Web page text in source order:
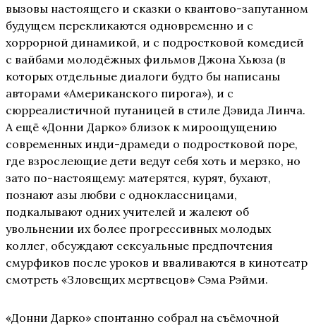
вызовы настоящего и сказки о квантово-запутанном
будущем перекликаются одновременно и с
хоррорной динамикой, и с подростковой комедией
с вайбами молодёжных фильмов Джона Хьюза (в
которых отдельные диалоги будто бы написаны
авторами «Американского пирога»), и с
сюрреалистичной путаницей в стиле Дэвида Линча.
А ещё «Донни Дарко» близок к мироощущению
современных инди-драмеди о подростковой поре,
где взрослеющие дети ведут себя хоть и мерзко, но
зато по-настоящему: матерятся, курят, бухают,
познают азы любви с одноклассницами,
подкалывают одних учителей и жалеют об
увольнении их более прогрессивных молодых
коллег, обсуждают сексуальные предпочтения
смурфиков после уроков и вваливаются в кинотеатр
смотреть «Зловещих мертвецов» Сэма Рэйми.
«Донни Дарко» спонтанно собрал на съёмочной